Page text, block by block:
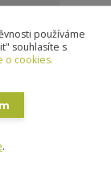
používáme
souhlasíte s
o cookies.
.